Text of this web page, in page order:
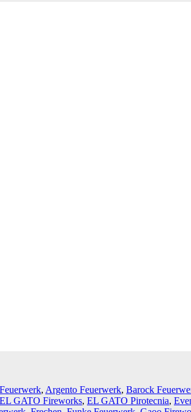
, Argento Feuerwerk, Barock
EL GATO Fireworks, EL GATO Pirotecnia,